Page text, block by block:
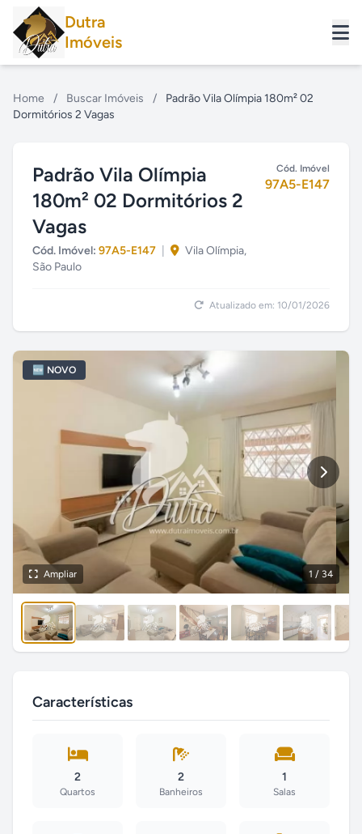
Dutra
Imóveis
Home / Buscar Imóveis /
Padrão Vila Olímpia 180m² 02
Dormitórios 2 Vagas
Padrão Vila Olímpia
180m² 02 Dormitórios 2
Vagas
Cód. Imóvel: 97A5-E147
Vila Olímpia,
São Paulo
Cód. Imóvel
97A5-E147
Atualizado em: 10/01/2026
1 / 34
🆕 NOVO
Ampliar
Características
2
Quartos
2
Banheiros
1
Salas